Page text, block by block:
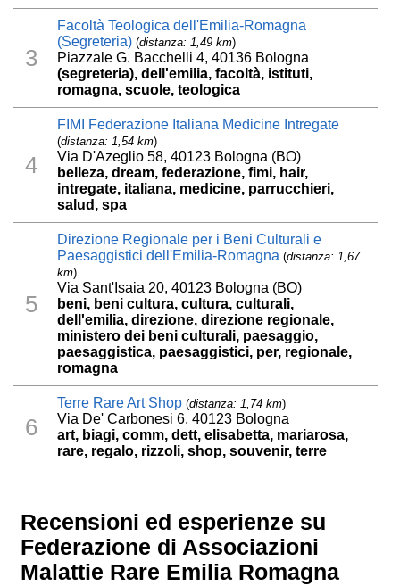
3
Facoltà Teologica dell'Emilia-Romagna
(Segreteria) (distanza: 1,49 km)
Piazzale G. Bacchelli 4, 40136 Bologna
(segreteria), dell'emilia, facoltà, istituti,
romagna, scuole, teologica
4
FIMI Federazione Italiana Medicine Intregate
(distanza: 1,54 km)
Via D'Azeglio 58, 40123 Bologna (BO)
belleza, dream, federazione, fimi, hair,
intregate, italiana, medicine, parrucchieri,
salud, spa
5
Direzione Regionale per i Beni Culturali e
Paesaggistici dell'Emilia-Romagna (distanza: 1,67
km)
Via Sant'Isaia 20, 40123 Bologna (BO)
beni, beni cultura, cultura, culturali,
dell'emilia, direzione, direzione regionale,
ministero dei beni culturali, paesaggio,
paesaggistica, paesaggistici, per, regionale,
romagna
6
Terre Rare Art Shop (distanza: 1,74 km)
Via De' Carbonesi 6, 40123 Bologna
art, biagi, comm, dett, elisabetta, mariarosa,
rare, regalo, rizzoli, shop, souvenir, terre
Recensioni ed esperienze su
Federazione di Associazioni
Malattie Rare Emilia Romagna